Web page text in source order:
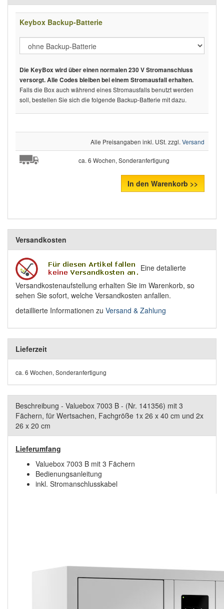
Keybox Backup-Batterie
Die KeyBox wird über einen normalen 230 V Stromanschluss
versorgt. Alle Codes bleiben bei einem Stromausfall erhalten.
Falls die Box auch während eines Stromausfalls benutzt werden
soll, bestellen Sie sich die folgende Backup-Batterie mit dazu.
Alle Preisangaben inkl. USt. zzgl. Versand
ca. 6 Wochen, Sonderanfertigung
In den Warenkorb >>
Versandkosten
Eine detalierte
Versandkostenaufstellung erhalten Sie im Warenkorb, so
sehen Sie sofort, welche Versandkosten anfallen.
detaillierte Informationen zu Versand & Zahlung
Lieferzeit
ca. 6 Wochen, Sonderanfertigung
Beschreibung - Valuebox 7003 B - (Nr. 141356) mit 3
Fächern, für Wertsachen, Fachgröße 1x 26 x 40 cm und 2x
26 x 20 cm
Lieferumfang
Valuebox 7003 B mit 3 Fächern
Bedienungsanleitung
inkl. Stromanschlusskabel